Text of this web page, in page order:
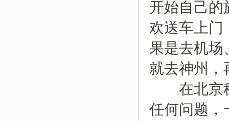
开始自己的
欢送车上门
果是去机场
就去神州，
在北京租
任何问题，